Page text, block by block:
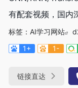
有配套视频，国内
标签： AI学习网站
1+
1-
链接直达